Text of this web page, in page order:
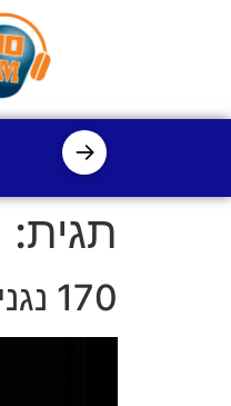
→
תגית:
170 נגנים מכל הארץ השתתפו בתחרות הארצית השמינית לכלי נשיפה בכפר סבא